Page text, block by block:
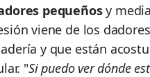
pequeñosy
viene de los
y que están
"Si puedo ver dónde